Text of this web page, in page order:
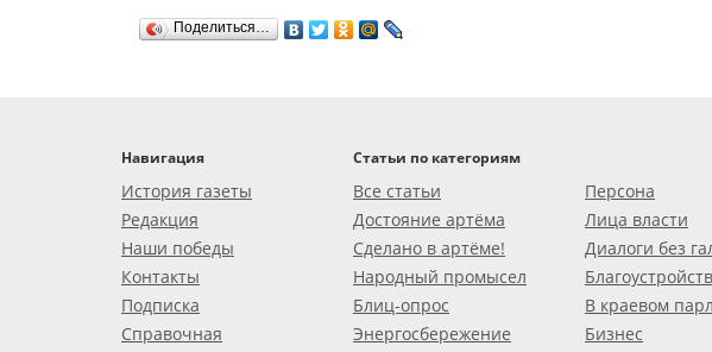
Поделиться…
Навигация
История газеты
Редакция
Наши победы
Контакты
Подписка
Справочная
Статьи по категориям
Все статьи
Достояние артёма
Сделано в артёме!
Народный промысел
Блиц-опрос
Энергосбережение
Персона
Лица власти
Диалоги без
В краевом
Бизнес